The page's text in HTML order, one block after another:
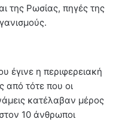
της Ρωσίας, πηγές της
έγινε η περιφερειακή
από τότε που οι
κατέλαβαν μέρος
10 άνθρωποι